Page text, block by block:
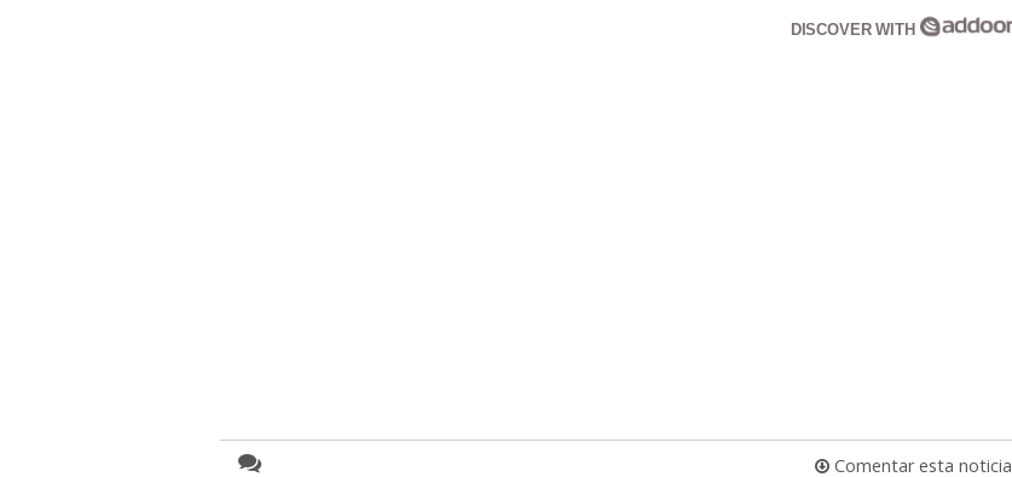
DISCOVER WITH
Comentar esta noticia